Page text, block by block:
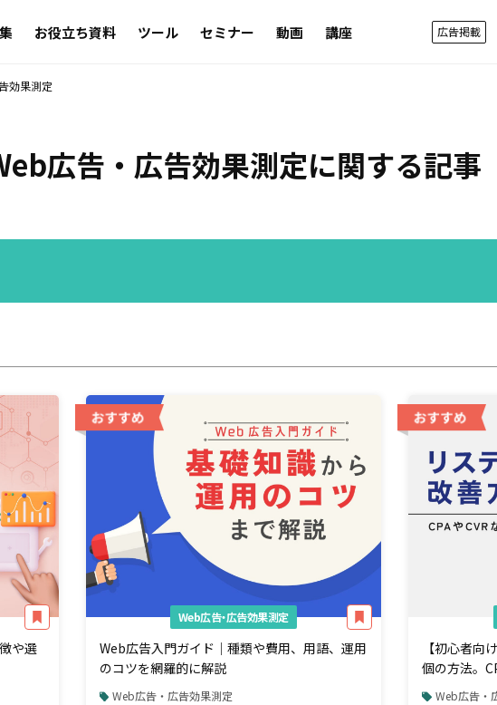
お役立ち資料 ツール セミナー 動画 講座 広告掲載
効果測定
広告・広告効果測定に関する記事
や選
Web広告・広告効果測定
Web広告入門ガイド｜種類や費用、用語、運用
のコツを網羅的に解説
Web広告・広告効果測定
【初心者向
個の方法。
解説Web広告・